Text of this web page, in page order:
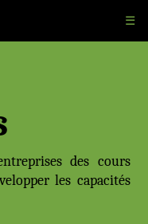
☰
des cours
les capacités